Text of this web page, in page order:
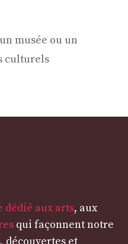
musée ou un
culturels
aux arts, aux
qui façonnent notre
découvertes et